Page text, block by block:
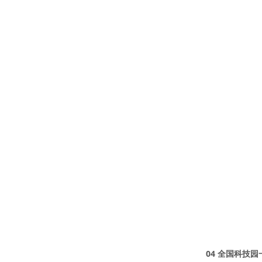
04 全国科技园